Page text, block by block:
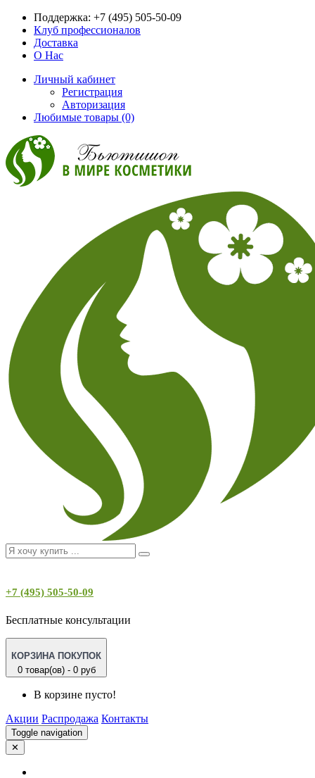
Поддержка: +7 (495) 505-50-09
Клуб профессионалов
Доставка
О Нас
Личный кабинет
Регистрация
Авторизация
Любимые товары (0)
+7 (495) 505-50-09
Бесплатные консультации
КОРЗИНА ПОКУПОК
0 товар(ов) - 0 руб
В корзине пусто!
Акции Распродажа Контакты
Toggle navigation
✕